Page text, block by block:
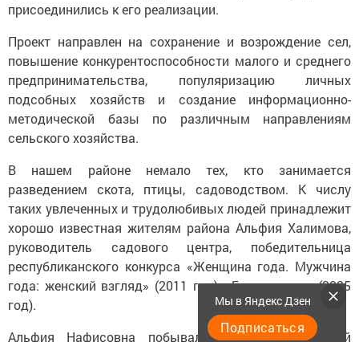
присоединились к его реализации.
Проект направлен на сохранение и возрождение сел,
повышение конкурентоспособности малого и среднего
предпринимательства, популяризацию личных
подсобных хозяйств и создание информационно-
методической базы по различным направлениям
сельского хозяйства.
В нашем районе немало тех, кто занимается
разведением скота, птицы, садоводством. К числу
таких увлеченных и трудолюбивых людей принадлежит
хорошо известная жителям района Альфия Халимова,
руководитель садового центра, победительница
республиканского конкурса «Женщина года. Мужчина
года: женский взгляд» (2011 год), «Бизнес-леди» (2025
год).
Альфия Нафисовна побывала в гостях в нашей
Мы в Яндекс Дзен
Подписаться